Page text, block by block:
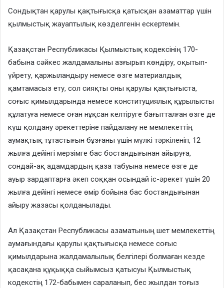
Сондықтан қарулы қақтығысқа қатысқан азаматтар үшін
қылмыстық жауаптылық көзделгенін ескертемін.
Қазақстан Республикасы Қылмыстық кодексінің 170-
бабына сәйкес жалдамалыны азғырып көндiру, оқытып-
үйрету, қаржыландыру немесе өзге материалдық
қамтамасыз ету, сол сияқты оны қарулы қақтығыста,
соғыс қимылдарында немесе конституциялық құрылысты
құлатуға немесе оған нұқсан келтіруге бағытталған өзге де
күш қолдану әрекеттеріне пайдалану не мемлекеттің
аумақтық тұтастығын бұзғаны үшін мүлкі тәркіленіп, 12
жылға дейiнгi мерзiмге бас бостандығынан айыруға,
сондай-ақ адамдардың қаза табуына немесе өзге де
ауыр зардаптарға әкеп соққан осындай іс-әрекет үшін 20
жылға дейiнгi немесе өмір бойына бас бостандығынан
айыру жазасы қолданылады.
Ал Қазақстан Республикасы азаматының шет мемлекеттің
аумағындағы қарулы қақтығысқа немесе соғыс
қимылдарына жалдамалылық белгілері болмаған кезде
қасақана құқыққа сыйымсыз қатысуы Қылмыстық
кодекстің 172-бабымен сараланып, бес жылдан тоғыз